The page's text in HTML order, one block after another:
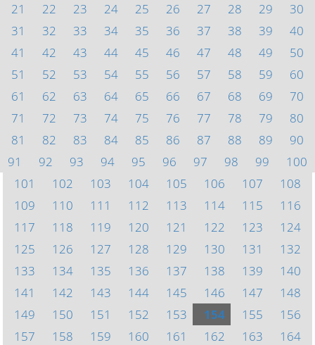
21
22 23 24 25 26 27 28 29
30
31
32 33 34 35 36 37 38 39
40
41
42 43 44 45 46 47 48 49
50
51
52 53 54 55 56 57 58 59
60
61
62 63 64 65 66 67 68 69
70
71
72 73 74 75 76 77 78 79
80
81
82 83 84 85 86 87 88 89
90
91
92 93 94 95 96 97 98 99
100
101
102 103 104 105 106 107
108
109
110 111 112 113 114 115
116
117
118 119 120 121 122 123
124
125
126 127 128 129 130 131
132
133
134 135 136 137 138 139
140
141
142 143 144 145 146 147
148
149
150 151 152 153 154 155
156
157
158 159 160 161 162 163
164